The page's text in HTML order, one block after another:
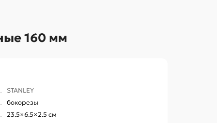
160 мм
STANLEY
бокорезы
23.5×6.5×2.5 см